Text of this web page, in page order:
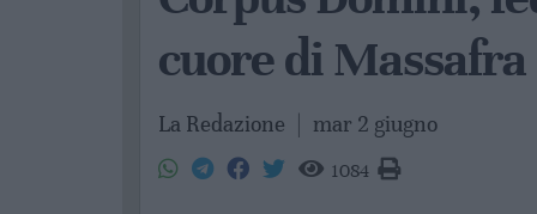
cuore di Massafra
La Redazione mar 2 giugno
1084